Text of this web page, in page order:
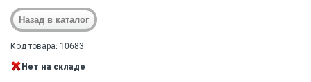
Код товара: 10683
Нет на складе